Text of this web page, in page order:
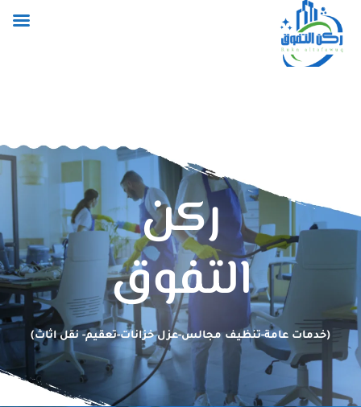
المحتوى
ركن
التفوق
(خدمات عامة-تنظيف مجالس-عزل خزانات-تعقيم- نقل اثاث)